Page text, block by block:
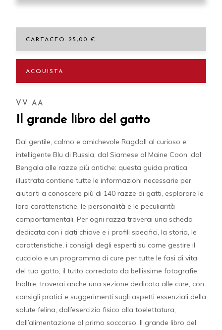
CARTACEO 25,00 €
ACQUISTA
VV AA
Il grande libro del gatto
Dal gentile, calmo e amichevole Ragdoll al curioso e
intelligente Blu di Russia, dal Siamese al Maine Coon, dal
Bengala alle razze più antiche: questa guida pratica
illustrata contiene tutte le informazioni necessarie per
aiutarti a conoscere più di 140 razze di gatti, esplorare le
loro caratteristiche, le personalità e le peculiarità
comportamentali. Per ogni razza troverai una scheda
dedicata con i dati chiave e i profili specifici, la storia, le
caratteristiche, i consigli degli esperti su come gestire il
cucciolo e un programma di cure per tutte le fasi di vita
del tuo gatto, il tutto corredato da bellissime fotografie.
Inoltre, troverai anche una sezione dedicata alle cure, con
consigli pratici e suggerimenti sugli aspetti essenziali della
salute felina, dall’esercizio fisico alla toelettatura,
dall’alimentazione al primo soccorso. Il grande libro del